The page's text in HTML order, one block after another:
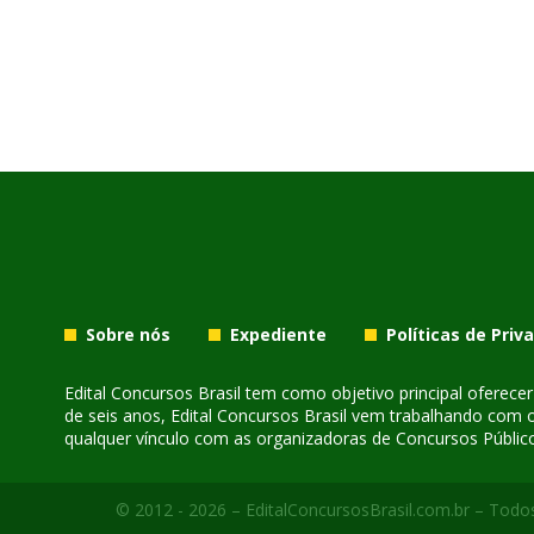
Sobre nós Expediente Políticas de
Edital Concursos Brasil tem como objetivo principal
de seis anos, Edital Concursos Brasil vem trabalhando
qualquer vínculo com as organizadoras de Concursos
© 2012 - 2026 – EditalConcursosBrasil.com.br –